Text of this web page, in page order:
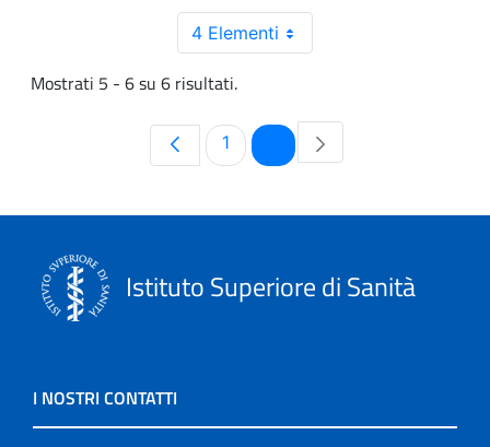
4 Elementi
Mostrati 5 - 6 su 6 risultati.
Pagina
1 Pagina
Istituto Superiore di Sanità
I NOSTRI CONTATTI